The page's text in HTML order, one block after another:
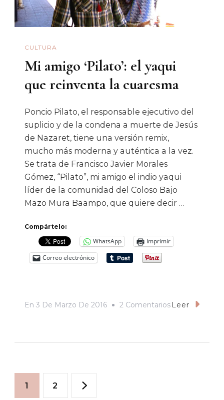
CULTURA
Mi amigo ‘Pilato’: el yaqui
que reinventa la cuaresma
Poncio Pilato, el responsable ejecutivo del
suplicio y de la condena a muerte de Jesús
de Nazaret, tiene una versión remix,
mucho más moderna y auténtica a la vez.
Se trata de Francisco Javier Morales
Gómez, “Pilato”, mi amigo el indio yaqui
líder de la comunidad del Coloso Bajo
Mazo Mura Baampo, que quiere decir …
Compártelo:
WhatsApp
Imprimir
Correo electrónico
En 3 De Marzo De 2016 2 ComentariosEn
Leer
Paginación
Página
1 Página
2